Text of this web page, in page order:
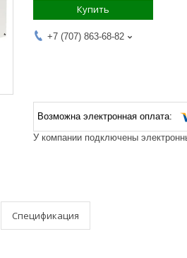
Купить
+7 (707) 863-68-82
У компании подключены
Спецификация